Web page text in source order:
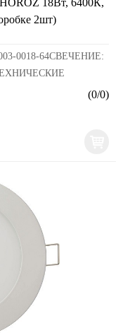
2шт)
0018-64СВЕЧЕНИЕ:
3 6 9 12 15
(0/0)